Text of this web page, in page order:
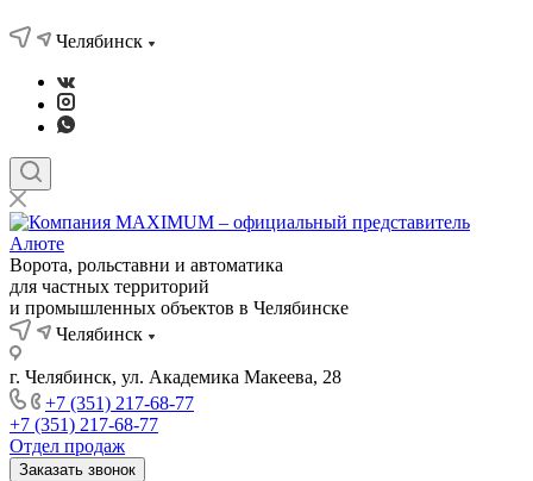
Челябинск
Ворота, рольставни и автоматика
для частных территорий
и промышленных объектов в Челябинске
Челябинск
г. Челябинск, ул. Академика Макеева, 28
+7 (351) 217-68-77
+7 (351) 217-68-77
Отдел продаж
Заказать звонок